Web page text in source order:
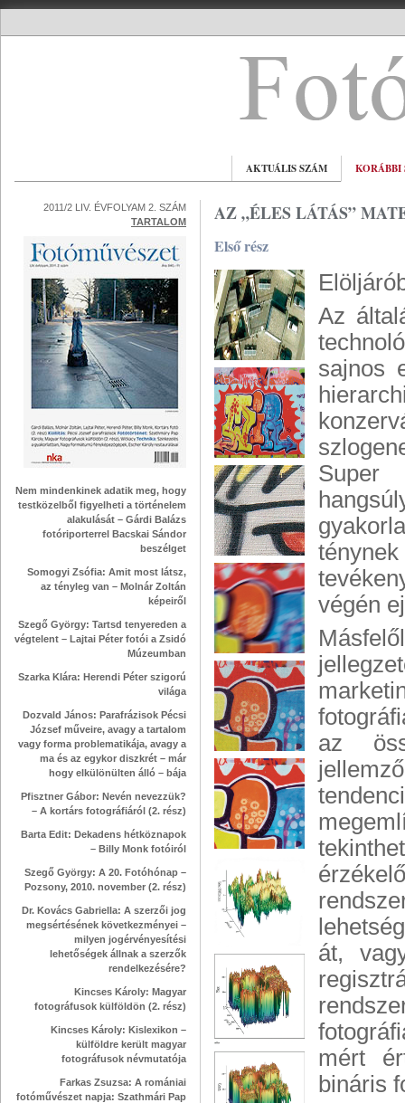
AKTUÁLIS SZÁM KORÁBBI
2011/2 LIV. ÉVFOLYAM 2. SZÁM
TARTALOM
Nem mindenkinek adatik meg, hogy
testközelből figyelheti a történelem
alakulását – Gárdi Balázs
fotóriporterrel Bacskai Sándor
beszélget
Somogyi Zsófia: Amit most látsz,
az tényleg van – Molnár Zoltán
képeiről
Szegő György: Tartsd tenyereden a
végtelent – Lajtai Péter fotói a Zsidó
Múzeumban
Szarka Klára: Herendi Péter szigorú
világa
Dozvald János: Parafrázisok Pécsi
József műveire, avagy a tartalom
vagy forma problematikája, avagy a
ma és az egykor diszkrét – már
hogy elkülönülten álló – bája
Pfisztner Gábor: Nevén nevezzük?
– A kortárs fotográfiáról (2. rész)
Barta Edit: Dekadens hétköznapok
– Billy Monk fotóiról
Szegő György: A 20. Fotóhónap –
Pozsony, 2010. november (2. rész)
Dr. Kovács Gabriella: A szerzői jog
megsértésének következményei –
milyen jogérvényesítési
lehetőségek állnak a szerzők
rendelkezésére?
Kincses Károly: Magyar
fotográfusok külföldön (2. rész)
Kincses Károly: Kislexikon –
külföldre került magyar
fotográfusok névmutatója
Farkas Zsuzsa: A romániai
fotóművészet napja: Szathmári Pap
AZ „ÉLES LÁTÁS”
Első rész
Az
sajnos
Super
végén
az
át,
mért
bináris